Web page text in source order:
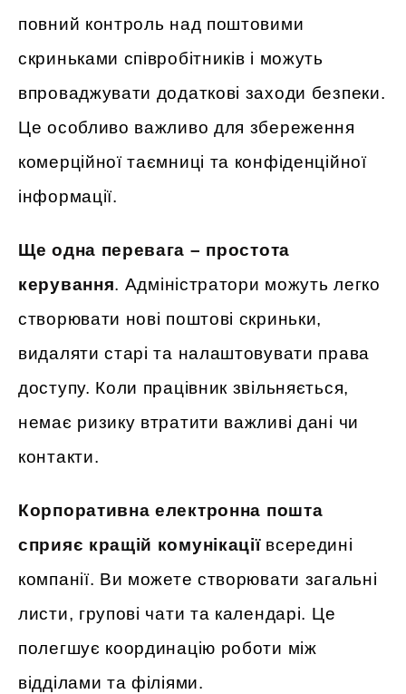
повний контроль над поштовими
скриньками співробітників і можуть
впроваджувати додаткові заходи безпеки.
Це особливо важливо для збереження
комерційної таємниці та конфіденційної
інформації.
Ще одна перевага – простота
керування. Адміністратори можуть легко
створювати нові поштові скриньки,
видаляти старі та налаштовувати права
доступу. Коли працівник звільняється,
немає ризику втратити важливі дані чи
контакти.
Корпоративна електронна пошта
сприяє кращій комунікаціївсередині
компанії. Ви можете створювати загальні
листи, групові чати та календарі. Це
полегшує координацію роботи між
відділами та філіями.